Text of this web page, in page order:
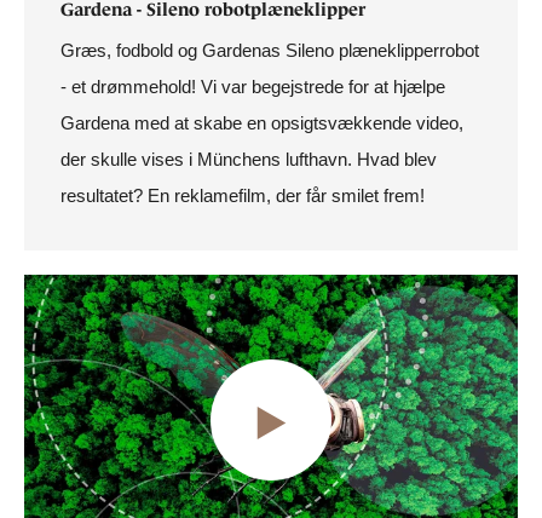
Gardena - Sileno robotplæneklipper
Græs, fodbold og Gardenas Sileno plæneklipperrobot
- et drømmehold! Vi var begejstrede for at hjælpe
Gardena med at skabe en opsigtsvækkende video,
der skulle vises i Münchens lufthavn. Hvad blev
resultatet? En reklamefilm, der får smilet frem!